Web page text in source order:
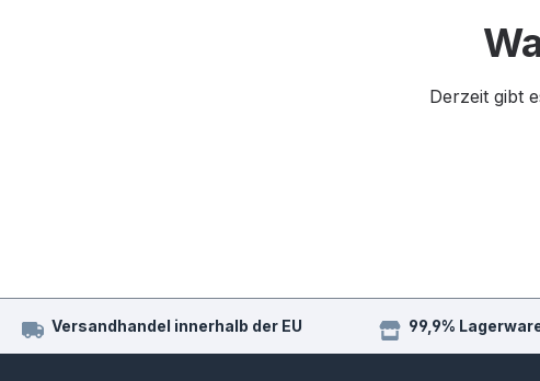
Derzeit gibt
Versandhandel innerhalb der EU 99,9%